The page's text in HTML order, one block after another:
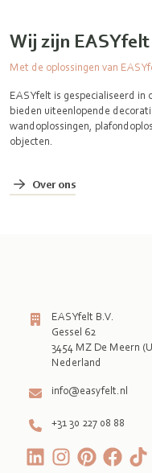
Wij zijn EASYfelt
Met de oplossingen van
EASYfelt is gespecialiseerd in
bieden uiteenlopende
wandoplossingen,
objecten.
Over ons
EASYfelt B.V.
Gessel 62
3454 MZ De Meern
Nederland
info@easyfelt.nl
+31 30 227 08 88